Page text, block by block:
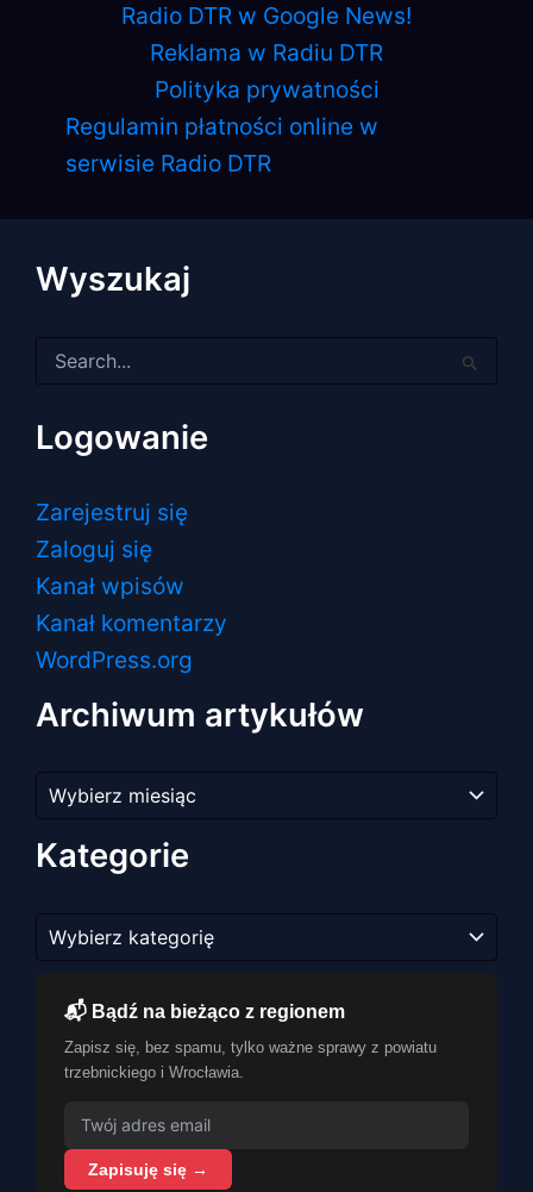
Radio DTR w Google News!
Reklama w Radiu DTR
Polityka prywatności
Regulamin płatności online w
serwisie Radio DTR
Wyszukaj
dla:
Logowanie
Zarejestruj się
Zaloguj się
Kanał wpisów
Kanał komentarzy
WordPress.org
Archiwum artykułów
artykułów
Kategorie
📬 Bądź na bieżąco z regionem
Zapisz się, bez spamu, tylko ważne sprawy z powiatu
trzebnickiego i Wrocławia.
Zapisuję się →